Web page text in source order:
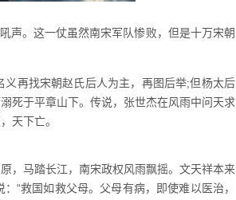
声。这一仗虽然南宋军队惨败，但是十万宋朝
再找宋朝赵氏后人为主，再图后举;但杨太后
死于平章山下。传说，张世杰在风雨中问天求
天下亡。
，马踏长江，南宋政权风雨飘摇。文天祥本来
“救国如救父母。父母有病，即使难以医治，